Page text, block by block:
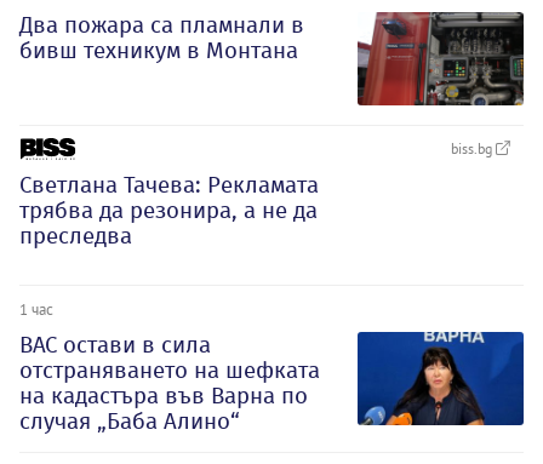
Два пожара са пламнали в
бивш техникум в Монтана
biss.bg
Светлана Тачева: Рекламата
трябва да резонира, а не да
преследва
1 час
ВАС остави в сила
отстраняването на шефката
на кадастъра във Варна по
случая „Баба Алино“